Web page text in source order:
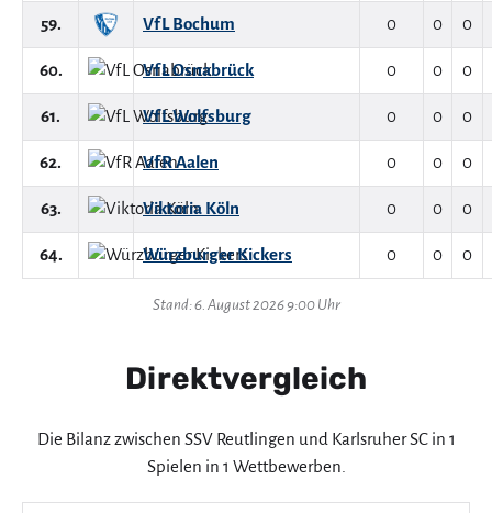
59. VfL Bochum 0 0 0
60. VfL Osnabrück 0 0 0
61. VfL Wolfsburg 0 0 0
62. VfR Aalen 0 0 0
63. Viktoria Köln 0 0 0
64. Würzburger Kickers 0 0 0
Stand: 6. August 2026 9:00 Uhr
Direktvergleich
Die Bilanz zwischen SSV Reutlingen und Karlsruher SC in 1
Spielen in 1 Wettbewerben.